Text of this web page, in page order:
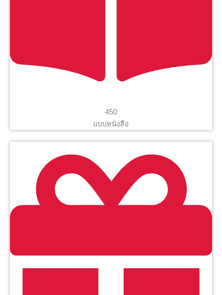
450
แบบหนังสือ